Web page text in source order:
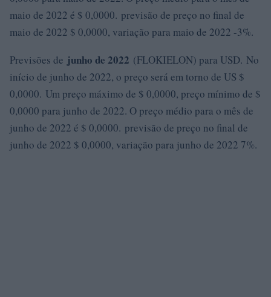
maio de 2022 é $ 0,0000. previsão de preço no final de
maio de 2022 $ 0,0000, variação para maio de 2022 -3%.
Previsões de junho de 2022 (FLOKIELON) para USD. No
início de junho de 2022, o preço será em torno de US $
0,0000. Um preço máximo de $ 0,0000, preço mínimo de $
0,0000 para junho de 2022. O preço médio para o mês de
junho de 2022 é $ 0,0000. previsão de preço no final de
junho de 2022 $ 0,0000, variação para junho de 2022 7%.